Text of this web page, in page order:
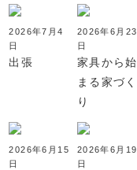
2026年7月4
日
出張
2026年6月23
日
家具から始
まる家づく
り
2026年6月15
日
2026年6月19
日